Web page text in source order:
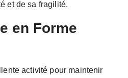
et de sa fragilité.
en Forme
activité pour maintenir